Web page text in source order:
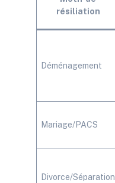
résiliation
Déménagement
Mariage/PACS
Divorce/Séparation